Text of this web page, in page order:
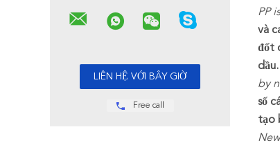
Free call
PP
và
đốt
dầu.
by
số
tạo